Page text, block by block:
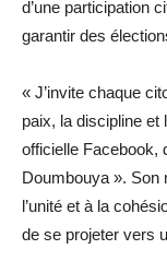
d’une participation
garantir des
« J’invite chaque
paix, la discipline et
officielle Facebook,
Doumbouya ». Son
l’unité et à la
de se projeter vers